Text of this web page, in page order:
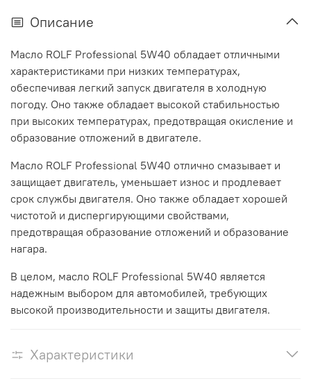
Описание
Масло ROLF Professional 5W40 обладает отличными
характеристиками при низких температурах,
обеспечивая легкий запуск двигателя в холодную
погоду. Оно также обладает высокой стабильностью
при высоких температурах, предотвращая окисление и
образование отложений в двигателе.
Масло ROLF Professional 5W40 отлично смазывает и
защищает двигатель, уменьшает износ и продлевает
срок службы двигателя. Оно также обладает хорошей
чистотой и диспергирующими свойствами,
предотвращая образование отложений и образование
нагара.
В целом, масло ROLF Professional 5W40 является
надежным выбором для автомобилей, требующих
высокой производительности и защиты двигателя.
Характеристики